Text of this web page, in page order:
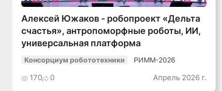
Алексей Южаков - робопроект «Дельта
счастья», антропоморфные роботы, ИИ,
универсальная платформа
Консорциум робототехники РИММ-2026
170 0 Апрель 2026 г.